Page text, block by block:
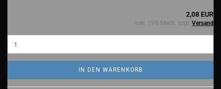
2,08 EUR
inkl. 19% MwSt. zzgl. Versand
IN DEN WARENKORB